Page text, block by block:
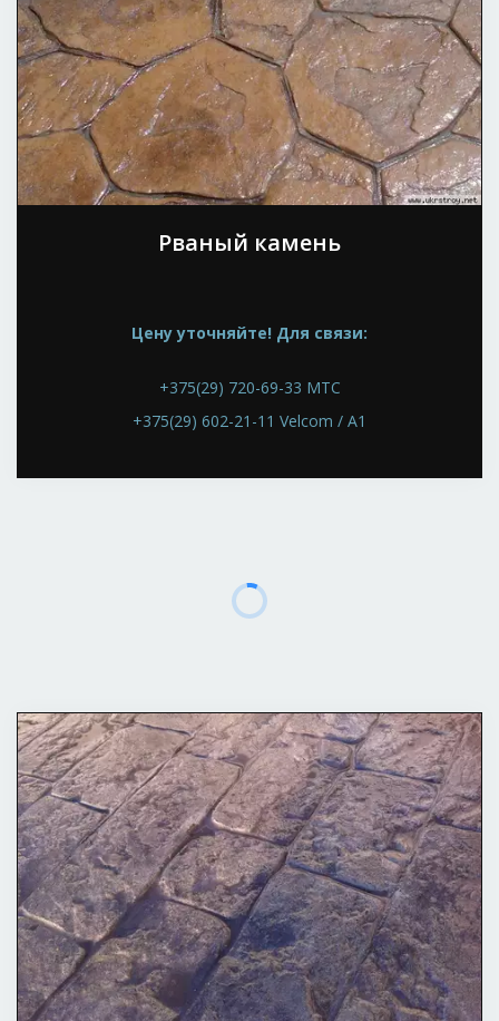
Декоративный
пресс-бетон
В БРЕСТЕ И
ОБЛАСТИ
Звоните +375(29)224-99-
Рваный камень
Цену уточняйте! Для связи:
+375(29) 720-69-33 МТС
+375(29) 602-21-11 Velcom / A1